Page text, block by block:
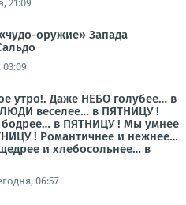
21:09
оружие» Запада
утро!. Даже НЕБО голубее… в
веселее… в ПЯТНИЦУ !
в ПЯТНИЦУ ! Мы умнее
! Романтичнее и нежнее…
и хлебосольнее… в
06:57